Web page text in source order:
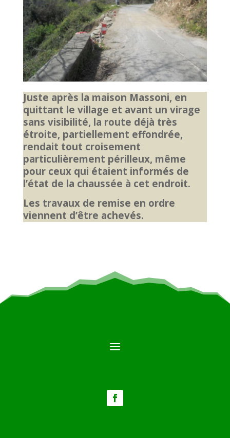
Juste après la maison Massoni, en
quittant le village et avant un virage
sans visibilité, la route déjà très
étroite, partiellement effondrée,
rendait tout croisement
particulièrement périlleux, même
pour ceux qui étaient informés de
l’état de la chaussée à cet endroit.
Les travaux de remise en ordre
viennent d’être achevés.